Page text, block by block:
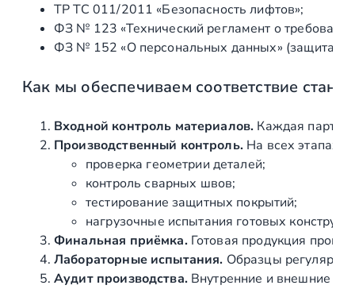
ТР ТС 011/2011 «Безопасность лифтов»;
ФЗ № 123 «Технический регламент о
ФЗ № 152 «О персональных данных» (защита
Как мы обеспечиваем соответствие
Входной контроль материалов. Каждая партия
Производственный контроль.На всех этапах
проверка геометрии деталей;
контроль сварных швов;
тестирование защитных покрытий;
нагрузочные испытания готовых
Финальная приёмка.Готовая продукция
Лабораторные испытания. Образцы регулярно
Аудит производства.Внутренние и внешние